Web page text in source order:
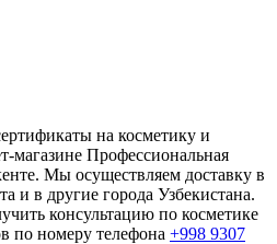
на косметику и
магазине Профессиональная
Мы осуществляем доставку в
и в другие города Узбекистана.
консультацию по косметике
по номеру телефона +998 9307